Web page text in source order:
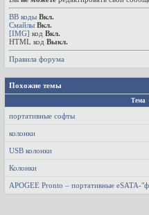
BB коды Вкл.
Смайлы Вкл.
[IMG] код Вкл.
HTML код Выкл.
Правила форума
Похожие темы
Тема
портативные софты
колонки
USB колонки
Колонки
APOGEE Pronto – портативные eSATA-